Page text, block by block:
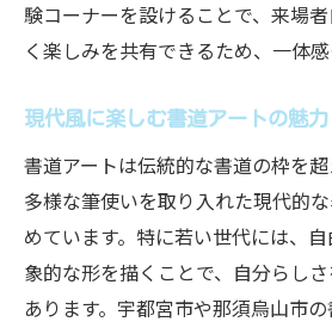
茶道と書道アートが融合
裏千家茶道教室や書道ア
茶道体験と書道アートで
初心者でも安心できる茶
し方
茶道教室と書道アートの
記念に残る成人式の書道アー
験コーナーを設けることで、来場
く楽しみを共有できるため、一体感
現代風に楽しむ書道アートの魅
書道アートは伝統的な書道の枠を
多様な筆使いを取り入れた現代的
めています。特に若い世代には、
象的な形を描くことで、自分らし
あります。宇都宮市や那須烏山市